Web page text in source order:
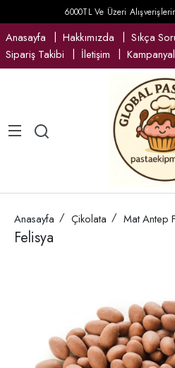
6000TL Ve Üzeri
Anasayfa Hakkımızda
Sıkça
Sipariş Takibi
İletişim
Anasayfa Çikolata Mat Antep
Felisya